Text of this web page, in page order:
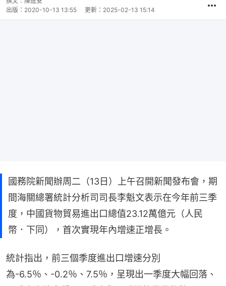
出版： 2020-10-13 13:55 更新： 2025-02-13 15:14
國務院新聞辦周二（13日）上午召開新聞發布會，期
間海關總署統計分析司司長李魁文表示在今年前三季
度，中國貨物貿易進出口總值23.12萬億元（人民
幣．下同），首次實現年內增速正增長。
統計指出，前三個季度進出口增速分別
為-6.5％、-0.2％、7.5％，呈現出一季度大幅回落、